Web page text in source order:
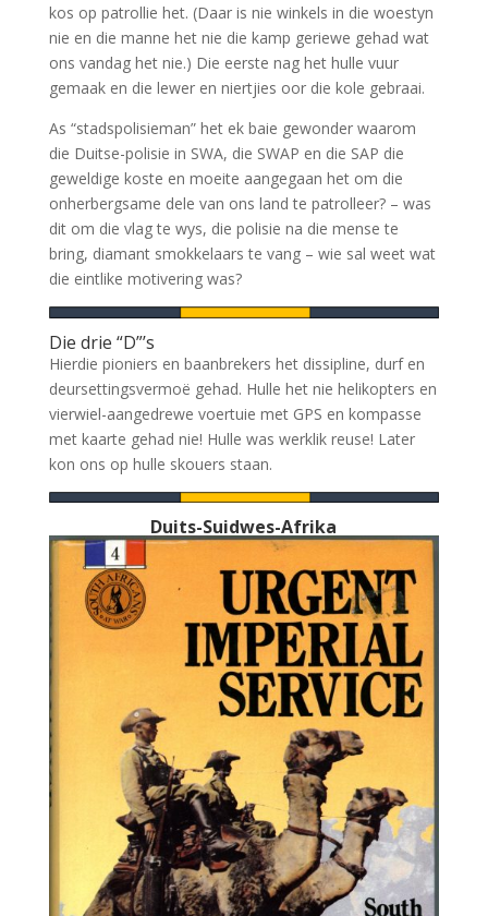
kos op patrollie het. (Daar is nie winkels in die woestyn
nie en die manne het nie die kamp geriewe gehad wat
ons vandag het nie.) Die eerste nag het hulle vuur
gemaak en die lewer en niertjies oor die kole gebraai.
As “stadspolisieman” het ek baie gewonder waarom
die Duitse-polisie in SWA, die SWAP en die SAP die
geweldige koste en moeite aangegaan het om die
onherbergsame dele van ons land te patrolleer? – was
dit om die vlag te wys, die polisie na die mense te
bring, diamant smokkelaars te vang – wie sal weet wat
die eintlike motivering was?
Die drie “D”’s
Hierdie pioniers en baanbrekers het dissipline, durf en
deursettingsvermoë gehad. Hulle het nie helikopters en
vierwiel-aangedrewe voertuie met GPS en kompasse
met kaarte gehad nie! Hulle was werklik reuse! Later
kon ons op hulle skouers staan.
Duits-Suidwes-Afrika